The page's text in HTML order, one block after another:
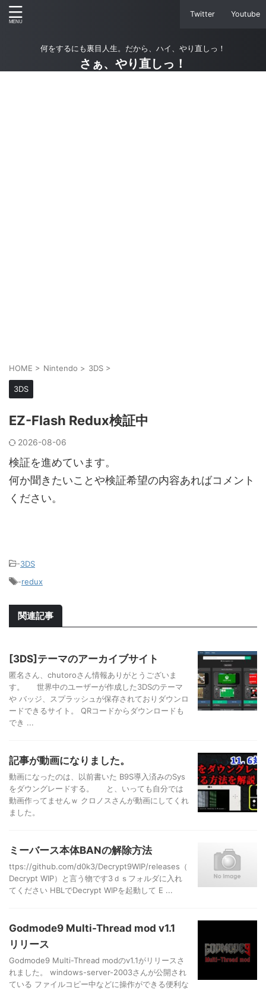
Twitter Youtube
何をするにも裏目人生。だから、ハイ、やり直しっ！
さぁ、やり直しっ！
HOME > Nintendo > 3DS >
3DS
EZ-Flash Redux検証中
2026-08-06
検証を進めています。
何か聞きたいことや検証希望の内容あればコメント
ください。
-3DS
-redux
関連記事
[3DS]テーマのアーカイブサイト
匿名さん、chutoroさん情報ありがとうございま
す。 世界中のユーザーが作成した3DSのテーマ
や バッジ、スプラッシュが保存されておりダウンロ
ードできるサイト。 QRコードからダウンロードも
でき ...
記事が動画になりました。
動画になったのは、以前書いた B9S導入済みのSys
をダウングレードする。 と、いっても自分では
動画作ってませんｗ クロノスさんが動画にしてくれ
ました。
ミーバース本体BANの解除方法
ttps://github.com/d0k3/Decrypt9WIP/releases（
Decrypt WIP）と言う物です3ｄｓフォルダに入れ
てください HBLでDecrypt WIPを起動して E ...
Godmode9 Multi-Thread mod v1.1
リリース
Godmode9 Multi-Thread modのv1.1がリリースさ
れました。 windows-server-2003さんが公開され
ている ファイルコピー中などに操作ができる便利な